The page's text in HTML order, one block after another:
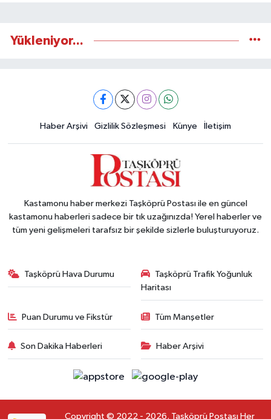
Yükleniyor...
Haber Arşivi Gizlilik Sözleşmesi Künye İletişim
Kastamonu haber merkezi Taşköprü Postası ile en güncel
kastamonu haberleri sadece bir tık uzağınızda! Yerel haberler ve
tüm yeni gelişmeleri tarafsız bir şekilde sizlerle buluşturuyoruz.
Taşköprü Hava Durumu
Taşköprü Trafik Yoğunluk
Haritası
Puan Durumu ve Fikstür Tüm Manşetler
Son Dakika Haberleri Haber Arşivi
Copyright © 2022 - 2026. Taşköprü Postası Her